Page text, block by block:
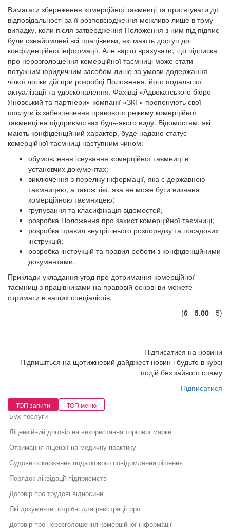
Вимагати збереження комерційної таємниці та притягувати до
відповідальності за її розповсюдження можливо лише в тому
випадку, коли після затвердження Положення з ним під підпис
були ознайомлені всі працівники, які мають доступ до
конфіденційної інформації. Але варто врахувати, що підписка
про нерозголошення комерційної таємниці може стати
потужним юридичним засобом лише за умови додержання
чіткої логіки дій при розробці Положення, його подальшої
актуалізації та удосконалення. Фахівці «Адвокатського бюро
Яновський та партнери» компанії «ЗКГ» пропонують свої
послуги із забезпечення правового режиму комерційної
таємниці на підприємствах будь-якого виду. Відомостям, які
мають конфіденційний характер, буде надано статус
комерційної таємниці наступним чином:
обумовлення існування комерційної таємниці в
установчих документах;
виключення з переліку інформації, яка є державною
таємницею, а також тієї, яка не може бути визнана
комерційною таємницею;
групування та класифікація відомостей;
розробка Положення про захист комерційної таємниці;
розробка правил внутрішнього розпорядку та посадових
інструкцій;
розробка інструкцій та правил роботи з конфіденційними
документами.
Приклади укладання угод про дотримання комерційної
таємниці з працівниками на правовій основі ви можете
отримати в наших спеціалістів.
(6 - 5.00 - 5)
Підписатися на новини
Підпишіться на щотижневий дайджест новин і будьте в курсі
подій без зайвого спаму
Підписатися
ТОП запити ТОП меню
Бух послуги
Ліцензійний договір на використання торгової марки
Отримання ліцензії на медичну практику
Судове оскарження податкового повідомлення рішення
Порядок ліквідації підприємств
Договір про трудові відносини
Які документи потрібні для реєстрації рро
Договір про нерозголошення комерційної інформації